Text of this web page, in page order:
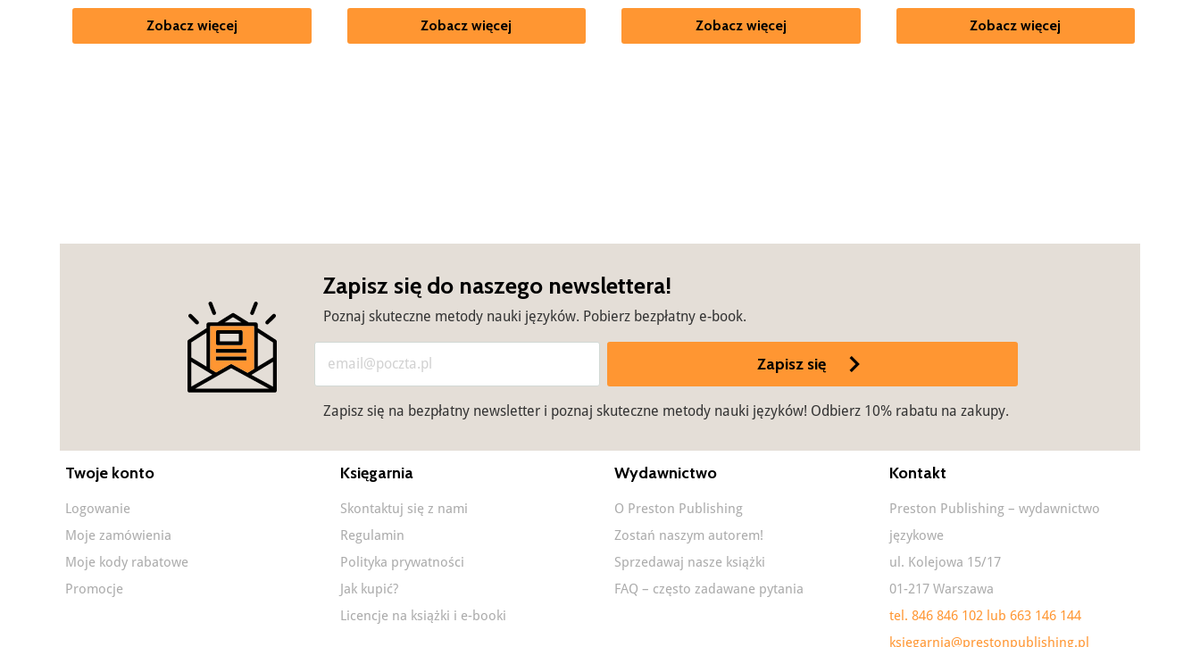
Zobacz więcej Zobacz więcej Zobacz więcej Zobacz więcej
Zapisz się do naszego newslettera!
Poznaj skuteczne metody nauki języków. Pobierz bezpłatny e-book.
Zapisz się
Zapisz się na bezpłatny newsletter i poznaj skuteczne metody nauki języków! Odbierz 10% rabatu na zakupy.
Twoje konto
Logowanie
Moje zamówienia
Moje kody rabatowe
Promocje
Księgarnia
Skontaktuj się z nami
Regulamin
Polityka prywatności
Jak kupić?
Licencje na książki i e-booki
Wydawnictwo
O Preston Publishing
Zostań naszym autorem!
Sprzedawaj nasze książki
FAQ – często zadawane pytania
Kontakt
Preston Publishing – wydawnictwo
językowe
ul. Kolejowa 15/17
01-217 Warszawa
tel. 846 846 102 lub 663 146 144
ksiegarnia@prestonpublishing.pl